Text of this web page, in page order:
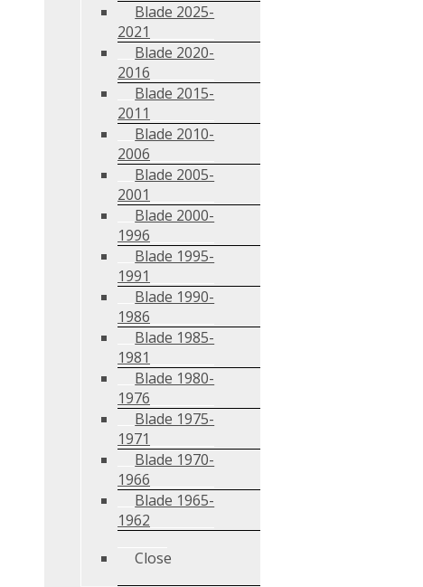
Blade 2025-
2021
Blade 2020-
2016
Blade 2015-
2011
Blade 2010-
2006
Blade 2005-
2001
Blade 2000-
1996
Blade 1995-
1991
Blade 1990-
1986
Blade 1985-
1981
Blade 1980-
1976
Blade 1975-
1971
Blade 1970-
1966
Blade 1965-
1962
Close